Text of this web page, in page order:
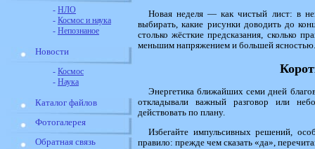
- НЛО
- Космос и наука
- Непознаное
Новости
- Космос
- Наука
Каталог файлов
Фотогалерея
Обратная связь
Новая неделя — как чистый лист: в
выбирать, какие рисунки доводить до
столько жёсткие предсказания, сколько
меньшим напряжением и большей ясностью.
Энергетика ближайших семи дней
откладывали важный разговор или
действовать по плану.
Избегайте импульсивных решений,
правило: прежде чем сказать «да»,